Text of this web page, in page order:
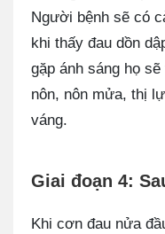
Người bệnh sẽ có
khi thấy đau dồn
gặp ánh sáng họ
nôn, nôn mửa, thị
váng.
Giai đoạn 4:
Khi cơn đau nửa